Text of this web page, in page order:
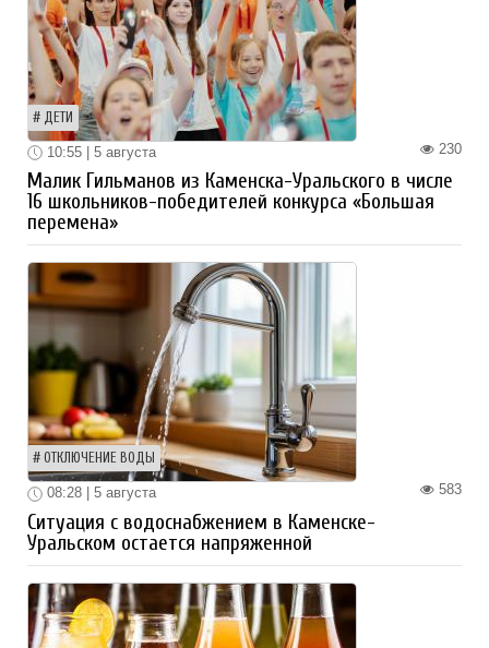
ДЕТИ
230
10:55 | 5 августа
Малик Гильманов из Каменска-Уральского в числе
16 школьников-победителей конкурса «Большая
перемена»
ОТКЛЮЧЕНИЕ ВОДЫ
583
08:28 | 5 августа
Ситуация с водоснабжением в Каменске-
Уральском остается напряженной